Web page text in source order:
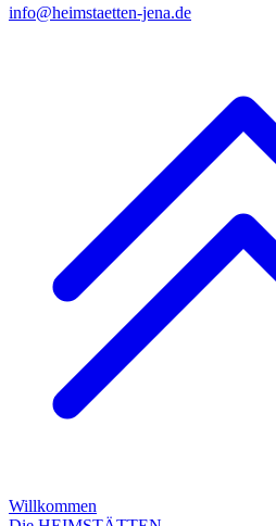
info@heimstaetten-jena.de
Willkommen